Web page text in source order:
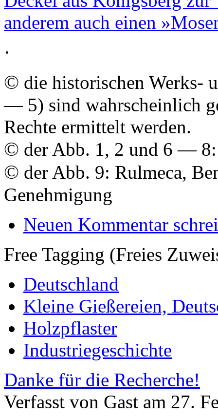
anderem auch einen
·
© die historischen Werks-
— 5) sind wahrscheinlich
Rechte ermittelt werden.
© der Abb. 1, 2 und 6 —
© der Abb. 9: Rulmeca,
Genehmigung
Neuen Kommentar
Free Tagging (Freies
Deutschland
Kleine Gießereien,
Holzpflaster
Industriegeschichte
Danke für die Recherche!
Verfasst von Gast am 27.